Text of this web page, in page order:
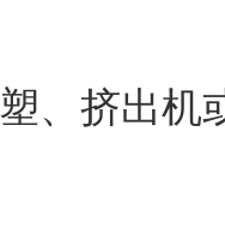
、挤出机